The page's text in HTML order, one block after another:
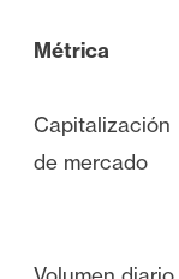
Métrica
Capitalización
de mercado